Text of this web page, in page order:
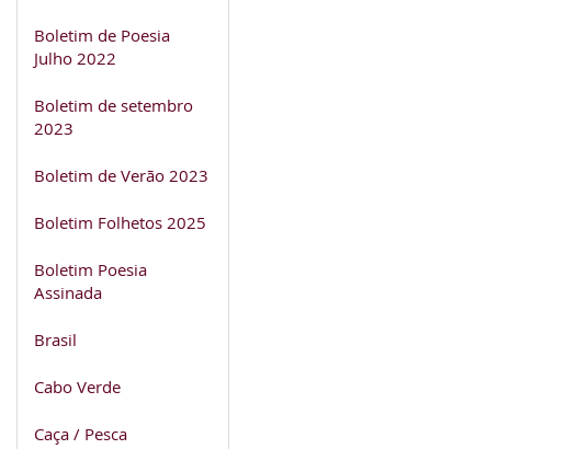
Boletim de Poesia
Julho 2022
Boletim de setembro
2023
Boletim de Verão 2023
Boletim Folhetos 2025
Boletim Poesia
Assinada
Brasil
Cabo Verde
Caça / Pesca